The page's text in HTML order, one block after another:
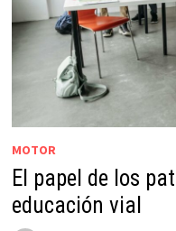
MOTOR
El papel de los
educación vial